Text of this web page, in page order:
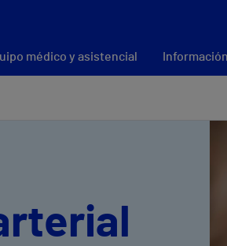
médico y asistencial